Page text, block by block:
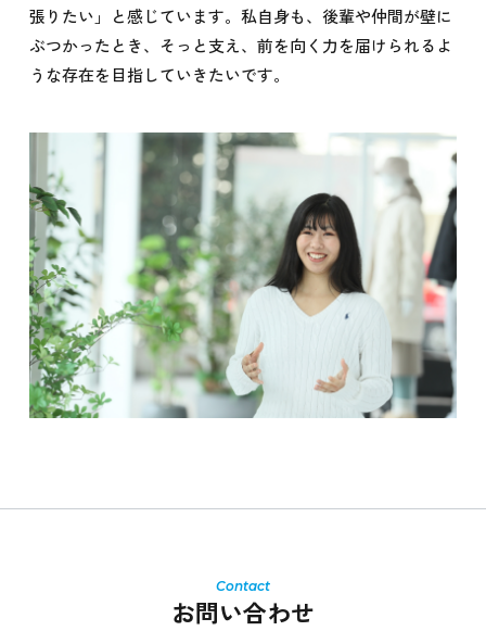
張りたい」と感じています。私自身も、後輩や仲間が壁に
ぶつかったとき、そっと支え、前を向く力を届けられるよ
うな存在を目指していきたいです。
お問い合わせ